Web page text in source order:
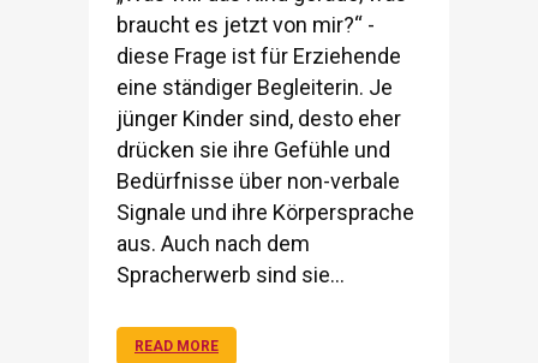
braucht es jetzt von mir?“ -
diese Frage ist für Erziehende
eine ständiger Begleiterin. Je
jünger Kinder sind, desto eher
drücken sie ihre Gefühle und
Bedürfnisse über non-verbale
Signale und ihre Körpersprache
aus. Auch nach dem
Spracherwerb sind sie...
READ MORE